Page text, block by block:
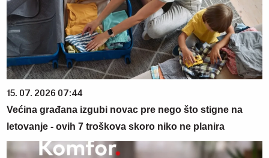
15. 07. 2026 07:44
Većina građana izgubi novac pre nego što stigne na
letovanje - ovih 7 troškova skoro niko ne planira